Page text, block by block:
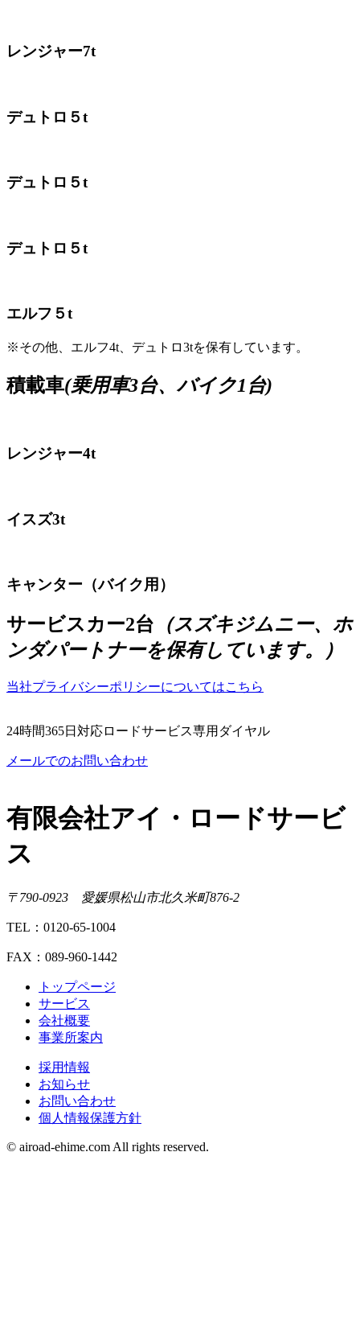
レンジャー7t
デュトロ５t
デュトロ５t
デュトロ５t
エルフ５t
※その他、エルフ4t、デュトロ3tを保有しています。
積載車(乗用車3台、バイク1台)
レンジャー4t
イスズ3t
キャンター（バイク用）
サービスカー2台 （スズキジムニー、ホ
ンダパートナーを保有しています。）
当社プライバシーポリシーについてはこちら
24時間365日対応ロードサービス専用ダイヤル
メールでのお問い合わせ
有限会社アイ・ロードサービ
ス
〒790-0923 愛媛県松山市北久米町876-2
TEL：0120-65-1004
FAX：089-960-1442
トップページ
サービス
会社概要
事業所案内
採用情報
お知らせ
お問い合わせ
個人情報保護方針
© airoad-ehime.com All rights reserved.